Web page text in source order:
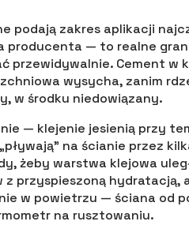
podają zakres aplikacji
producenta — to realne
przewidywalnie. Cement
wysycha, zanim
w środku niedowiązany.
— klejenie jesienią przy
na ścianie przez
żeby warstwa klejowa
przyspieszoną hydratacją,
w powietrzu — ściana od
na rusztowaniu.